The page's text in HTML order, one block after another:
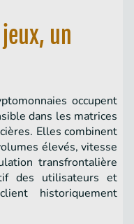
un
occupent
dans les matrices
Elles combinent
élevés, vitesse
transfrontalière
des utilisateurs et
historiquement